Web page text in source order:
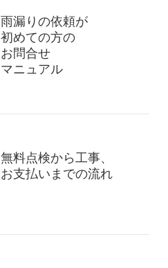
雨漏りの依頼が
初めての方の
お問合せ
マニュアル
無料点検から工事、
お支払いまでの流れ